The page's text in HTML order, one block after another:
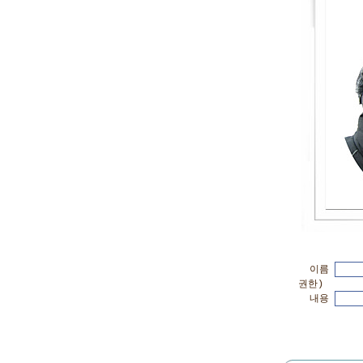
이름
권한)
내용